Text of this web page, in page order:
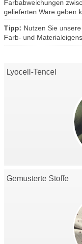
Farbabweichungen
gelieferten Ware geben
Tipp: Nutzen Sie
Farb- und
Lyocell-Tencel
Gemusterte Stoffe